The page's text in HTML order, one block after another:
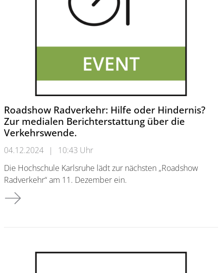
Roadshow Radverkehr: Hilfe oder Hindernis?
Zur medialen Berichterstattung über die
Verkehrswende.
04.12.2024 |
10:43 Uhr
Die Hochschule Karlsruhe lädt zur nächsten „Roadshow
Radverkehr“ am 11. Dezember ein.
Roadshow Radverkehr: Hilfe oder Hindernis? Zur medialen